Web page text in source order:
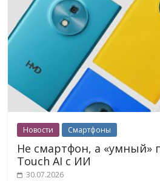
Новости Смартфоны
Не смартфон, а «умный»
Touch AI с ИИ
30.07.2026